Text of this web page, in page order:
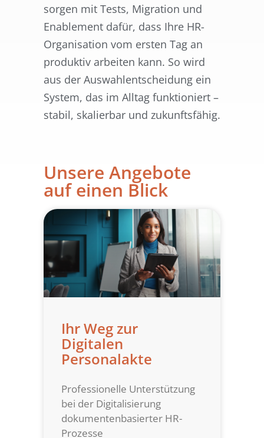
sorgen mit Tests, Migration und
Enablement dafür, dass Ihre HR-
Organisation vom ersten Tag an
produktiv arbeiten kann. So wird
aus der Auswahlentscheidung ein
System, das im Alltag funktioniert –
stabil, skalierbar und zukunftsfähig.
Unsere Angebote
auf einen Blick
Ihr Weg zur
Digitalen
Personalakte
Professionelle Unterstützung
bei der Digitalisierung
dokumentenbasierter HR-
Prozesse